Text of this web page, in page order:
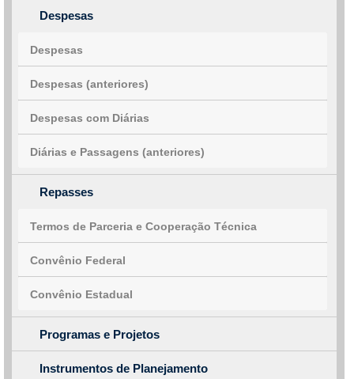
Despesas
Despesas
Despesas (anteriores)
Despesas com Diárias
Diárias e Passagens (anteriores)
Repasses
Termos de Parceria e Cooperação Técnica
Convênio Federal
Convênio Estadual
Programas e Projetos
Instrumentos de Planejamento